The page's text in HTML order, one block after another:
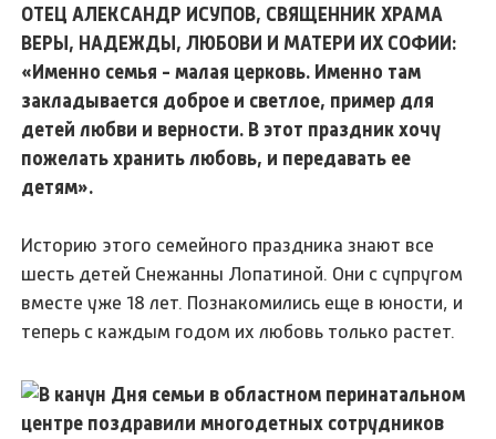
ОТЕЦ АЛЕКСАНДР ИСУПОВ, СВЯЩЕННИК ХРАМА
ВЕРЫ, НАДЕЖДЫ, ЛЮБОВИ И МАТЕРИ ИХ СОФИИ:
«Именно семья - малая церковь. Именно там
закладывается доброе и светлое, пример для
детей любви и верности. В этот праздник хочу
пожелать хранить любовь, и передавать ее
детям».
Историю этого семейного праздника знают все
шесть детей Снежанны Лопатиной. Они с супругом
вместе уже 18 лет. Познакомились еще в юности, и
теперь с каждым годом их любовь только растет.